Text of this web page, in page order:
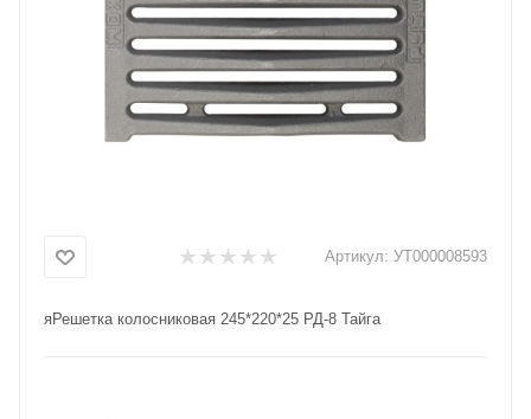
Артикул: УТ000008593
яРешетка колосниковая 245*220*25 РД-8 Тайга
Добавляйте товары
в корзину
Оплачивайте сегодня только
Получайте товар